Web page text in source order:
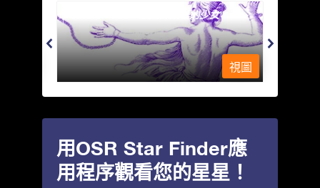
Andromeda - 被鐵鍊鎖著的少女
視圖
用OSR Star Finder應
用程序觀看您的星星！